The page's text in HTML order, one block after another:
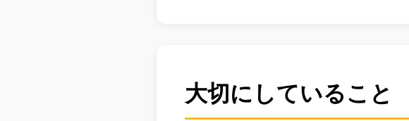
大切にしていること